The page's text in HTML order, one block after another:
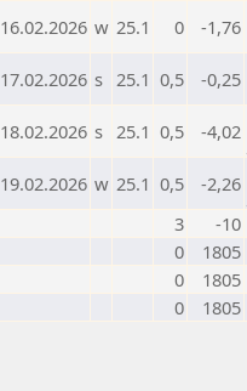
16.02.2026 w 25.1 0 -1,76
17.02.2026 s 25.1 0,5 -0,25
18.02.2026 s 25.1 0,5 -4,02
19.02.2026 w 25.1 0,5 -2,26
3
-10
0
1805
0
1805
0
1805